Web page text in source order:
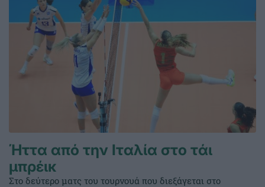
Ήττα από την Ιταλία στο τάι
μπρέικ
Στο δεύτερο ματς του τουρνουά που διεξάγεται στο